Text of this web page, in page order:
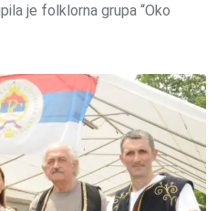
je folklorna grupa “Oko